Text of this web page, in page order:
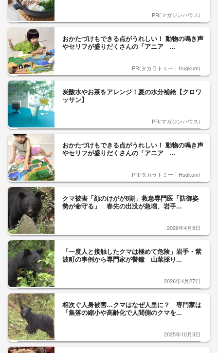
PR(マガジンハウス)
おかたづけもできる点がうれしい！ 動物の鳴き声
やセリフが盛りだくさんの「アニア ...
PR(タカラトミー｜Hugkum)
炭酸水やお茶をアレンジ！夏の水分補給【クロワ
ッサン】
PR(マガジンハウス)
おかたづけもできる点がうれしい！ 動物の鳴き声
やセリフが盛りだくさんの「アニア ...
PR(タカラトミー｜Hugkum)
クマ被害「顔のけがが8割」救急専門医「防御姿
勢が命守る」 春先の出没が急増、岩手...
2026年4月8日
「一度人と接触したクマは極めて危険」岩手・紫
波町の事例から専門家が警鐘 山菜採り...
2026年4月27日
相次ぐ人身被害…クマはなぜ人里に？ 専門家は
「集落の縮小や高齢化で人間側のクマを...
2025年10月3日